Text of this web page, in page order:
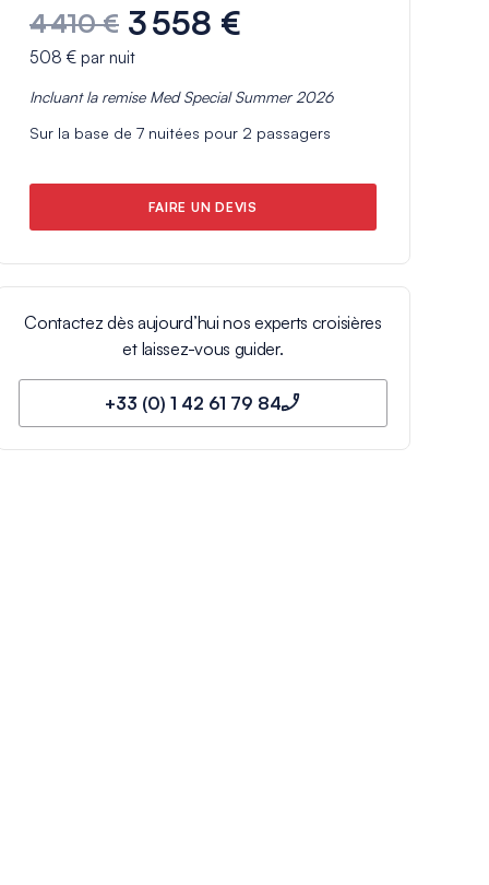
4 410 € 3 558 €
508 € par nuit
Incluant la remise Med Special Summer 2026
Sur la base de 7 nuitées pour 2 passagers
FAIRE UN DEVIS
Contactez dès aujourd’hui nos experts croisières
et laissez-vous guider.
+33 (0) 1 42 61 79 84